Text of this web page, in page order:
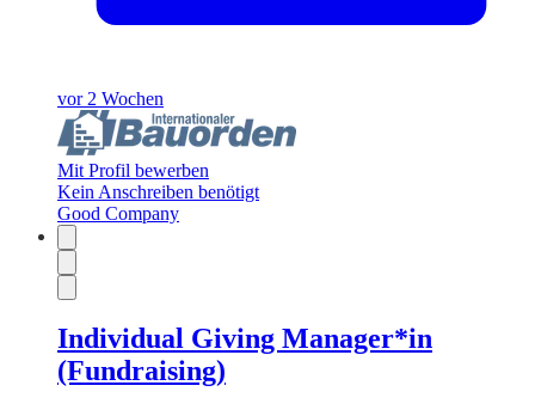
vor 2 Wochen
Mit Profil bewerben
Kein Anschreiben benötigt
Good Company
Individual Giving Manager*in
(Fundraising)